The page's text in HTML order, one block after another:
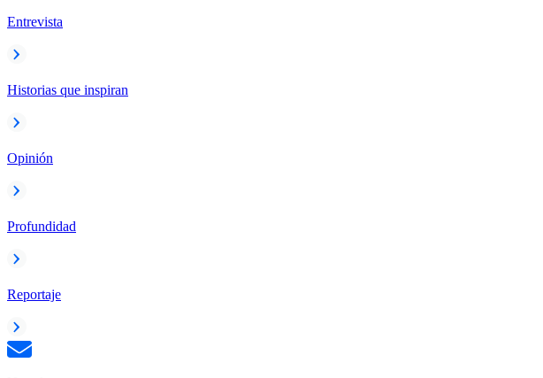
Entrevista
Historias que inspiran
Opinión
Profundidad
Reportaje